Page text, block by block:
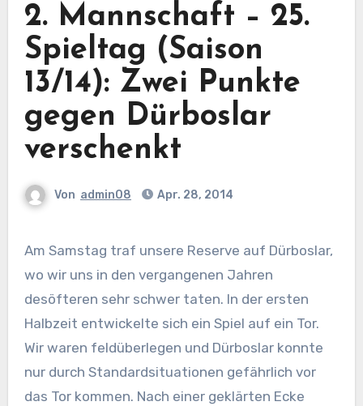
2. Mannschaft – 25.
Spieltag (Saison
13/14): Zwei Punkte
gegen Dürboslar
verschenkt
Von admin08 Apr. 28, 2014
Am Samstag traf unsere Reserve auf Dürboslar,
wo wir uns in den vergangenen Jahren
desöfteren sehr schwer taten. In der ersten
Halbzeit entwickelte sich ein Spiel auf ein Tor.
Wir waren feldüberlegen und Dürboslar konnte
nur durch Standardsituationen gefährlich vor
das Tor kommen. Nach einer geklärten Ecke